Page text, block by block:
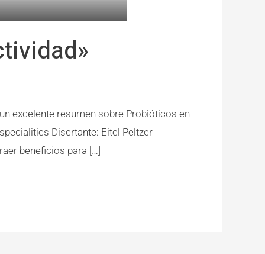
excelente resumen sobre Probióticos en
Disertante: Eitel Peltzer
beneficios para […]